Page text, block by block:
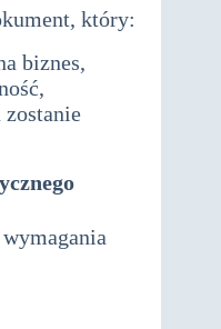
który:
biznes,
zostanie